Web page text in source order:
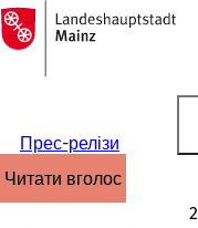
Перейти до змісту
На
головну
сторінку
Прес-релізи
читати вголос